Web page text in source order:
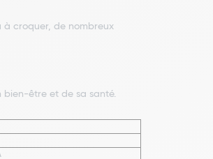
à croquer, de nombreux
bien-être et de sa santé.